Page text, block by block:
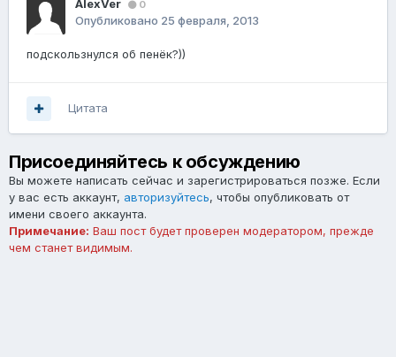
AlexVer 0
Опубликовано 25 февраля, 2013
подскользнулся об пенёк?))
Цитата
Присоединяйтесь к обсуждению
Вы можете написать сейчас и зарегистрироваться позже. Если
у вас есть аккаунт, авторизуйтесь, чтобы опубликовать от
имени своего аккаунта.
Примечание: Ваш пост будет проверен модератором, прежде
чем станет видимым.